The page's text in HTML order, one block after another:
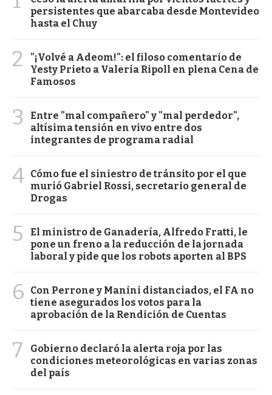
persistentes que abarcaba desde Montevideo
hasta el Chuy
2
"¡Volvé a Adeom!": el filoso comentario de
Yesty Prieto a Valeria Ripoll en plena Cena de
Famosos
3
Entre "mal compañero" y "mal perdedor",
altísima tensión en vivo entre dos
integrantes de programa radial
4 Cómo fue el siniestro de tránsito por el que
murió Gabriel Rossi, secretario general de
Drogas
5
El ministro de Ganadería, Alfredo Fratti, le
pone un freno a la reducción de la jornada
laboral y pide que los robots aporten al BPS
6
Con Perrone y Manini distanciados, el FA no
tiene asegurados los votos para la
aprobación de la Rendición de Cuentas
7
Gobierno declaró la alerta roja por las
condiciones meteorológicas en varias zonas
del país